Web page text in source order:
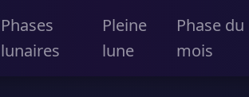
Phases
lunaires
Pleine
lune
Phase du
mois